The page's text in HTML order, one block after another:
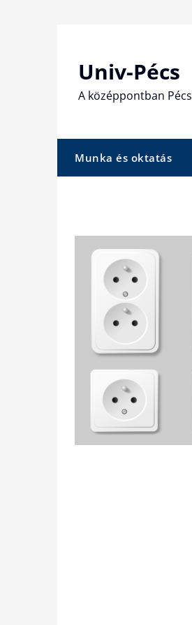
Univ-Pécs
A középpontban Pécs
Munka és oktatás